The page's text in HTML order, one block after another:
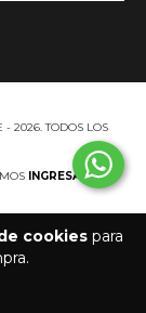
cookiespara
- 2026. TODOS LOS
INGRESÁ ACÁ.